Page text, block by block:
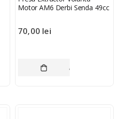
Motor AM6 Derbi Senda 49cc
70,00 lei
ADAUGĂ ÎN COȘ